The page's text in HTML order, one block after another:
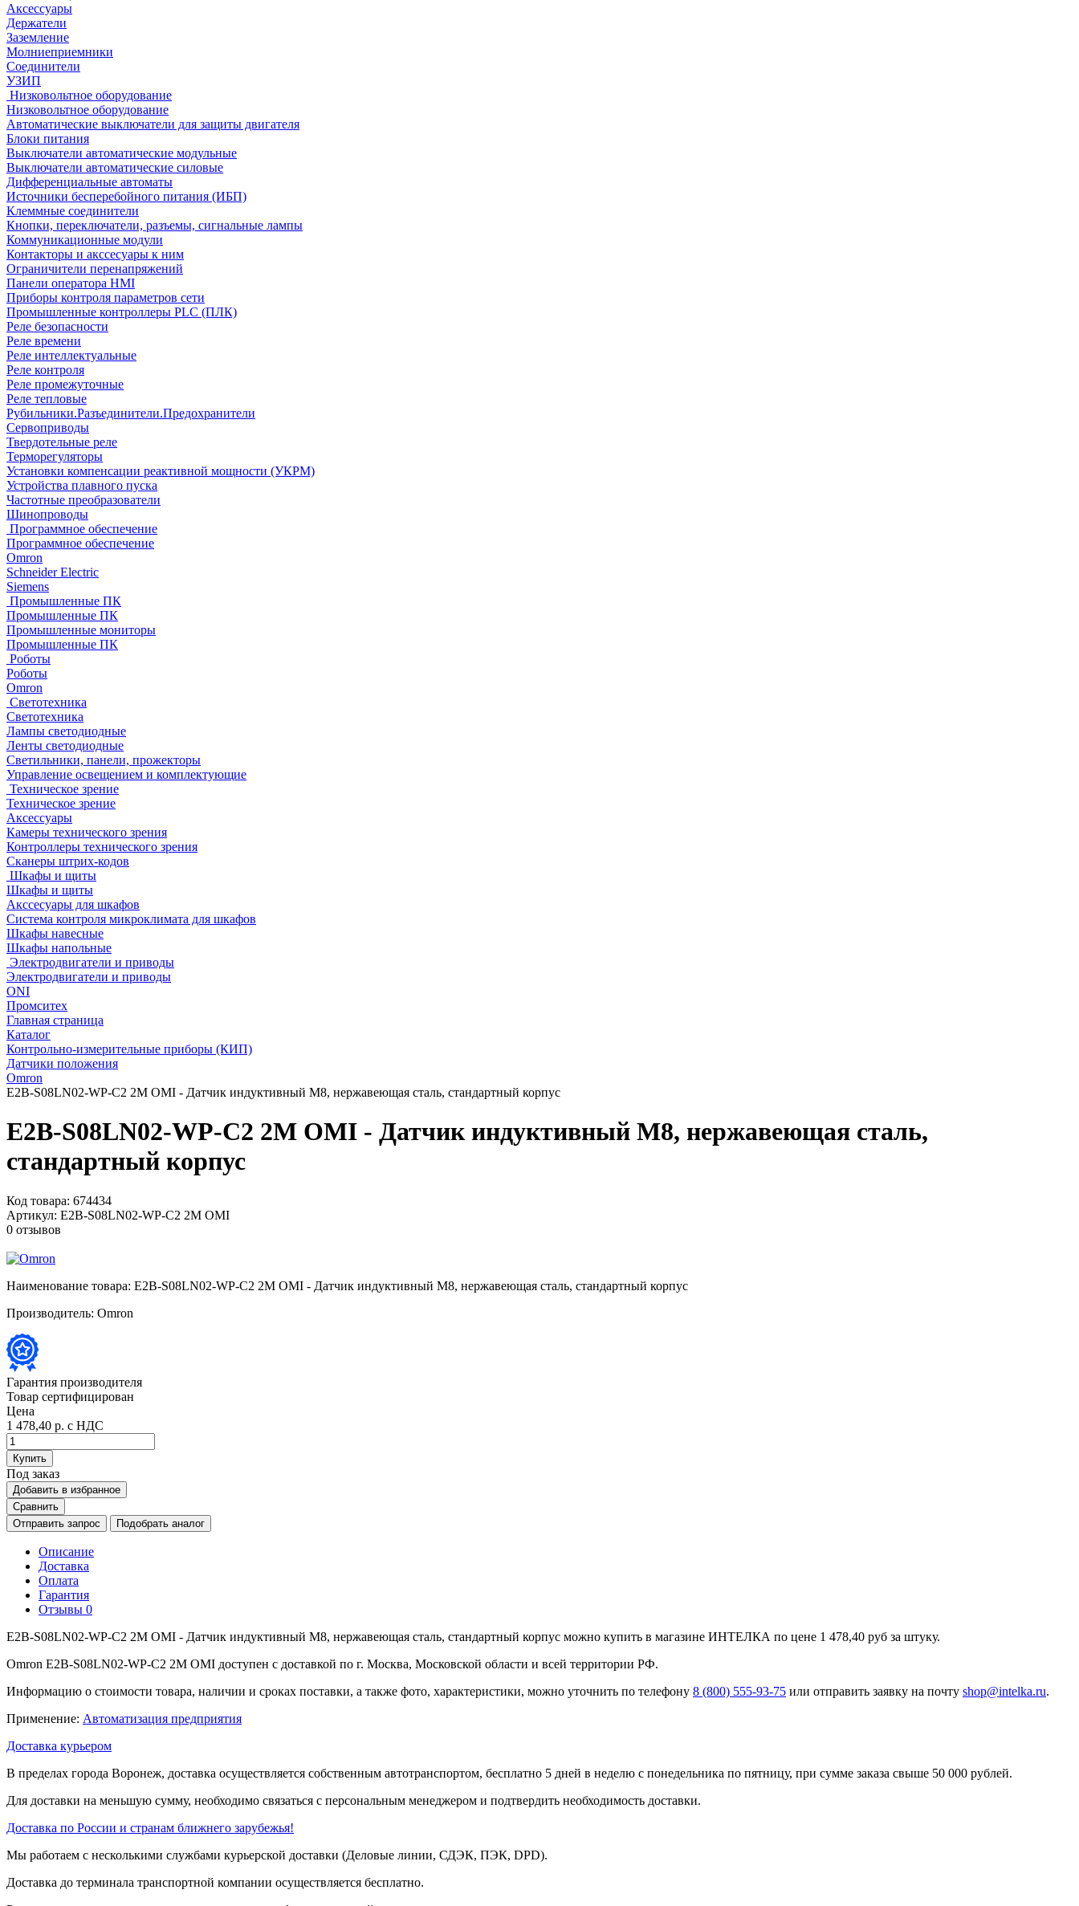
Аксессуары
Держатели
Заземление
Молниеприемники
Соединители
УЗИП
Низковольтное оборудование
Низковольтное оборудование
Автоматические выключатели для защиты двигателя
Блоки питания
Выключатели автоматические модульные
Выключатели автоматические силовые
Дифференциальные автоматы
Источники бесперебойного питания (ИБП)
Клеммные соединители
Кнопки, переключатели, разъемы, сигнальные лампы
Коммуникационные модули
Контакторы и акссесуары к ним
Ограничители перенапряжений
Панели оператора HMI
Приборы контроля параметров сети
Промышленные контроллеры PLC (ПЛК)
Реле безопасности
Реле времени
Реле интеллектуальные
Реле контроля
Реле промежуточные
Реле тепловые
Рубильники.Разъединители.Предохранители
Сервоприводы
Твердотельные реле
Терморегуляторы
Установки компенсации реактивной мощности (УКРМ)
Устройства плавного пуска
Частотные преобразователи
Шинопроводы
Программное обеспечение
Программное обеспечение
Omron
Schneider Electric
Siemens
Промышленные ПК
Промышленные ПК
Промышленные мониторы
Промышленные ПК
Роботы
Роботы
Omron
Светотехника
Светотехника
Лампы светодиодные
Ленты светодиодные
Светильники, панели, прожекторы
Управление освещением и комплектующие
Техническое зрение
Техническое зрение
Аксессуары
Камеры технического зрения
Контроллеры технического зрения
Сканеры штрих-кодов
Шкафы и щиты
Шкафы и щиты
Акссесуары для шкафов
Система контроля микроклимата для шкафов
Шкафы навесные
Шкафы напольные
Электродвигатели и приводы
Электродвигатели и приводы
ONI
Промситех
Главная страница
Каталог
Контрольно-измерительные приборы (КИП)
Датчики положения
Omron
E2B-S08LN02-WP-C2 2M OMI - Датчик индуктивный M8, нержавеющая сталь, стандартный корпус
E2B-S08LN02-WP-C2 2M OMI - Датчик индуктивный M8, нержавеющая сталь,
стандартный корпус
Код товара: 674434
Артикул: E2B-S08LN02-WP-C2 2M OMI
0 отзывов
Наименование товара: E2B-S08LN02-WP-C2 2M OMI - Датчик индуктивный M8, нержавеющая сталь, стандартный корпус
Производитель: Omron
Гарантия производителя
Товар сертифицирован
Цена
1 478,40 р. с НДС
Купить
Под заказ
Добавить в избранное
Сравнить
Отправить запрос
Подобрать аналог
Описание
Доставка
Оплата
Гарантия
Отзывы 0
E2B-S08LN02-WP-C2 2M OMI - Датчик индуктивный M8, нержавеющая сталь, стандартный корпус можно купить в магазине ИНТЕЛКА по цене 1 478,40 руб за штуку.
Omron E2B-S08LN02-WP-C2 2M OMI доступен с доставкой по г. Москва, Московской области и всей территории РФ.
Информацию о стоимости товара, наличии и сроках поставки, а также фото, характеристики, можно уточнить по телефону 8 (800) 555-93-75 или отправить заявку на почту shop@intelka.ru.
Применение: Автоматизация предприятия
Доставка курьером
В пределах города Воронеж, доставка осуществляется собственным автотранспортом, бесплатно 5 дней в неделю с понедельника по пятницу, при сумме заказа свыше 50 000 рублей.
Для доставки на меньшую сумму, необходимо связаться с персональным менеджером и подтвердить необходимость доставки.
Доставка по России и странам ближнего зарубежья!
Мы работаем с несколькими службами курьерской доставки (Деловые линии, СДЭК, ПЭК, DPD).
Доставка до терминала транспортной компании осуществляется бесплатно.